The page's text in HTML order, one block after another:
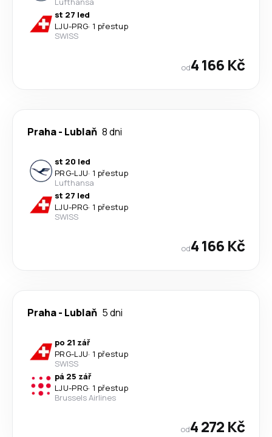
st 27 led
LJU-PRG· 1 přestup
SWISS
od4 166 Kč
Praha- Lublaň 8 dni
st 20 led
PRG-LJU· 1 přestup
Lufthansa
st 27 led
LJU-PRG· 1 přestup
SWISS
od4 166 Kč
Praha- Lublaň 5 dni
po 21 zář
PRG-LJU· 1 přestup
SWISS
pá 25 zář
LJU-PRG· 1 přestup
Brussels Airlines
od4 272 Kč